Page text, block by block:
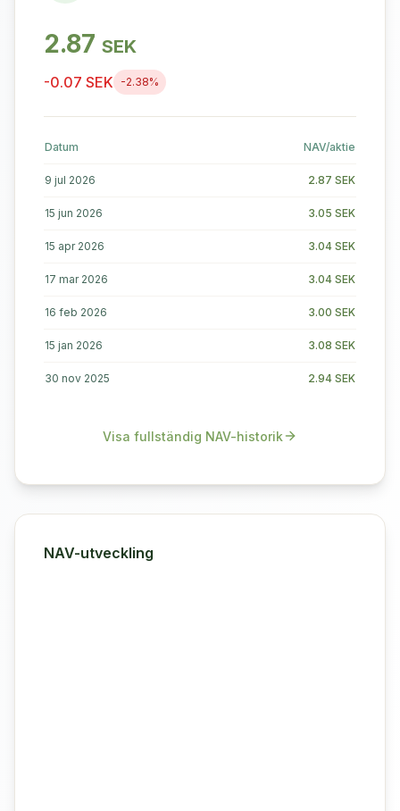
2.87 SEK
-0.07 SEK -2.38%
Datum NAV/aktie
9 jul 2026 2.87 SEK
15 jun 2026 3.05 SEK
15 apr 2026 3.04 SEK
17 mar 2026 3.04 SEK
16 feb 2026 3.00 SEK
15 jan 2026 3.08 SEK
30 nov 2025 2.94 SEK
Visa fullständig NAV-historik
NAV-utveckling